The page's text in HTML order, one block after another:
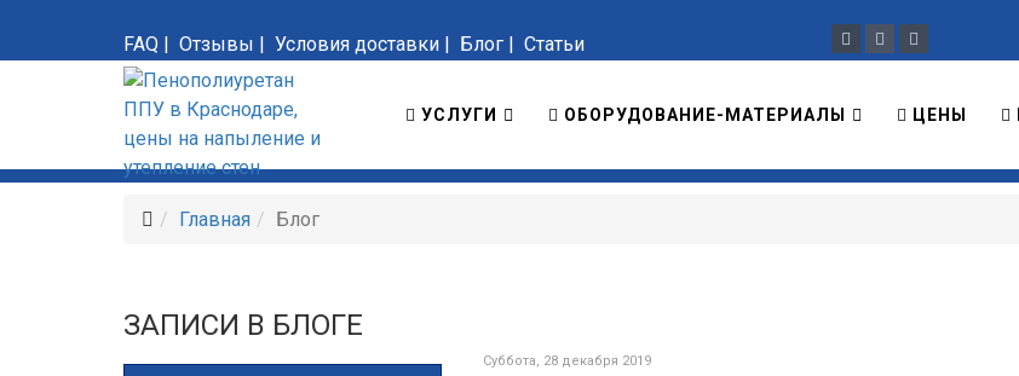
FAQ | Отзывы | Условия доставки | Блог | Статьи
УСЛУГИ ОБОРУДОВАНИЕ-МАТЕРИАЛЫ ЦЕНЫ
Главная Блог
ЗАПИСИ В БЛОГЕ
Суббота, 28 декабря 2019